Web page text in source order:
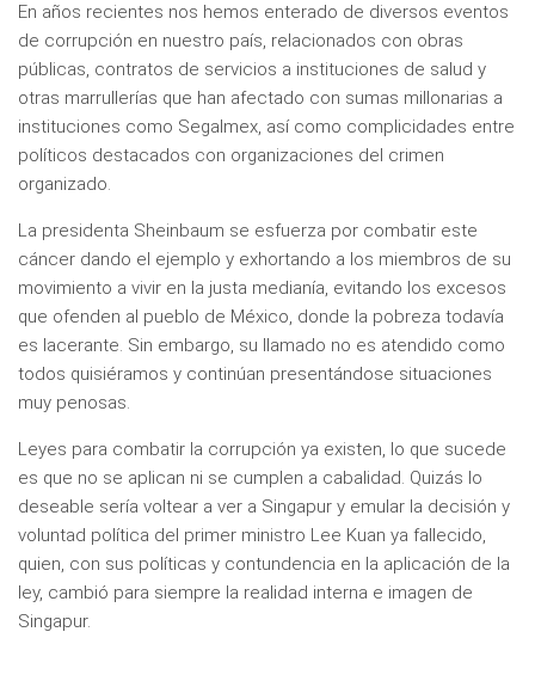
En años recientes nos hemos enterado de diversos eventos
de corrupción en nuestro país, relacionados con obras
públicas, contratos de servicios a instituciones de salud y
otras marrullerías que han afectado con sumas millonarias a
instituciones como Segalmex, así como complicidades entre
políticos destacados con organizaciones del crimen
organizado.
La presidenta Sheinbaum se esfuerza por combatir este
cáncer dando el ejemplo y exhortando a los miembros de su
movimiento a vivir en la justa medianía, evitando los excesos
que ofenden al pueblo de México, donde la pobreza todavía
es lacerante. Sin embargo, su llamado no es atendido como
todos quisiéramos y continúan presentándose situaciones
muy penosas.
Leyes para combatir la corrupción ya existen, lo que sucede
es que no se aplican ni se cumplen a cabalidad. Quizás lo
deseable sería voltear a ver a Singapur y emular la decisión y
voluntad política del primer ministro Lee Kuan ya fallecido,
quien, con sus políticas y contundencia en la aplicación de la
ley, cambió para siempre la realidad interna e imagen de
Singapur.